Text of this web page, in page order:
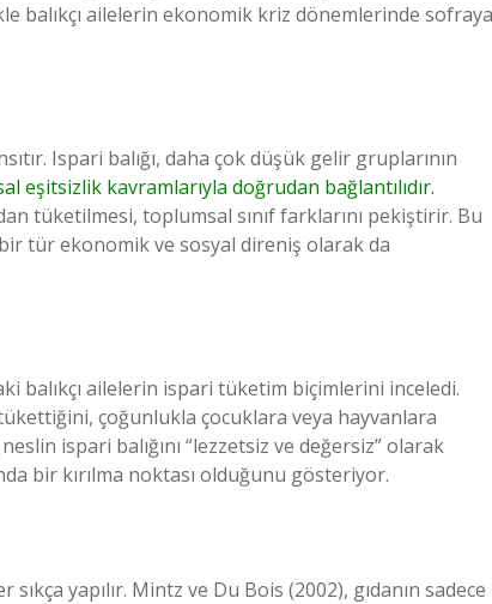
balıkçı ailelerin ekonomik kriz dönemlerinde sofraya
Ispari balığı, daha çok düşük gelir gruplarının
eşitsizlik kavramlarıyla doğrudan bağlantılıdır.
tüketilmesi, toplumsal sınıf farklarını pekiştirir. Bu
tür ekonomik ve sosyal direniş olarak da
balıkçı ailelerin ispari tüketim biçimlerini inceledi.
çoğunlukla çocuklara veya hayvanlara
ispari balığını “lezzetsiz ve değersiz” olarak
bir kırılma noktası olduğunu gösteriyor.
yapılır. Mintz ve Du Bois (2002), gıdanın sadece